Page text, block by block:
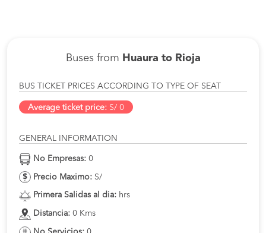
Buses from Huaura to Rioja
BUS TICKET PRICES ACCORDING TO TYPE OF SEAT
Average ticket price: S/ 0
GENERAL INFORMATION
No Empresas: 0
Precio Maximo: S/
Primera Salidas al dia: hrs
Distancia: 0 Kms